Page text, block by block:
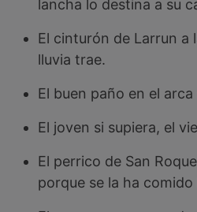
lancha lo destina a su
El cinturón de Larrun a
lluvia trae.
El buen paño en el arca
El joven si supiera, el
El perrico de San
porque se la ha comido